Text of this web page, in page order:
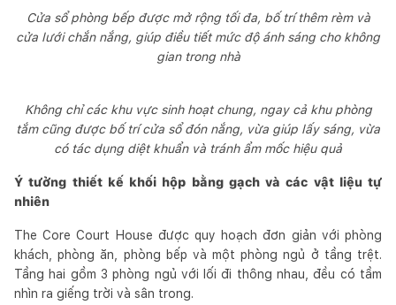
Cửa sổ phòng bếp được mở rộng tối đa, bố trí thêm rèm và
cửa lưới chắn nắng, giúp điều tiết mức độ ánh sáng cho không
gian trong nhà
Không chỉ các khu vực sinh hoạt chung, ngay cả khu phòng
tắm cũng được bố trí cửa sổ đón nắng, vừa giúp lấy sáng, vừa
có tác dụng diệt khuẩn và tránh ẩm mốc hiệu quả
Ý tưởng thiết kế khối hộp bằng gạch và các vật liệu tự
nhiên
The Core Court House được quy hoạch đơn giản với phòng
khách, phòng ăn, phòng bếp và một phòng ngủ ở tầng trệt.
Tầng hai gồm 3 phòng ngủ với lối đi thông nhau, đều có tầm
nhìn ra giếng trời và sân trong.